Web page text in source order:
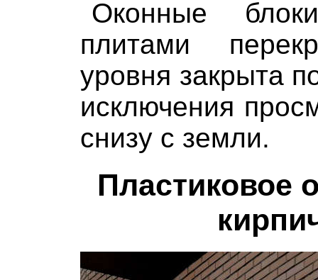
Оконные
плитами
уровня закрыта
исключения
снизу с земли.
Пластиковое